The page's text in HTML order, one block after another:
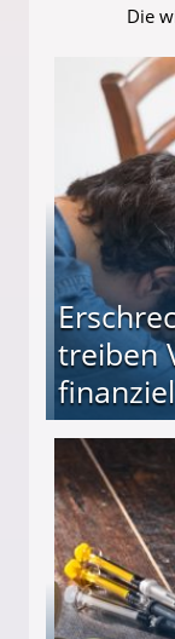
Die
treiben
(34) in den